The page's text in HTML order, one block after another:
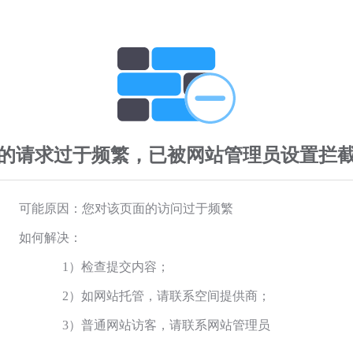
请求过于频繁，已被网站管理员设置拦
可能原因：您对该页面的访问过于频繁
如何解决：
1）检查提交内容；
2）如网站托管，请联系空间提供商；
3）普通网站访客，请联系网站管理员